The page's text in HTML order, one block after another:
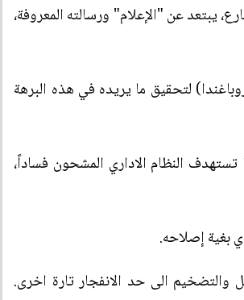
يبتعد عن "الإعلام" ورسالته المعروفة،
لتحقيق ما يريده في هذه البرهة
تستهدف النظام الاداري المشحون فساداً،
بغية إصلاحه.
والتضخيم الى حد الانفجار تارة اخرى.